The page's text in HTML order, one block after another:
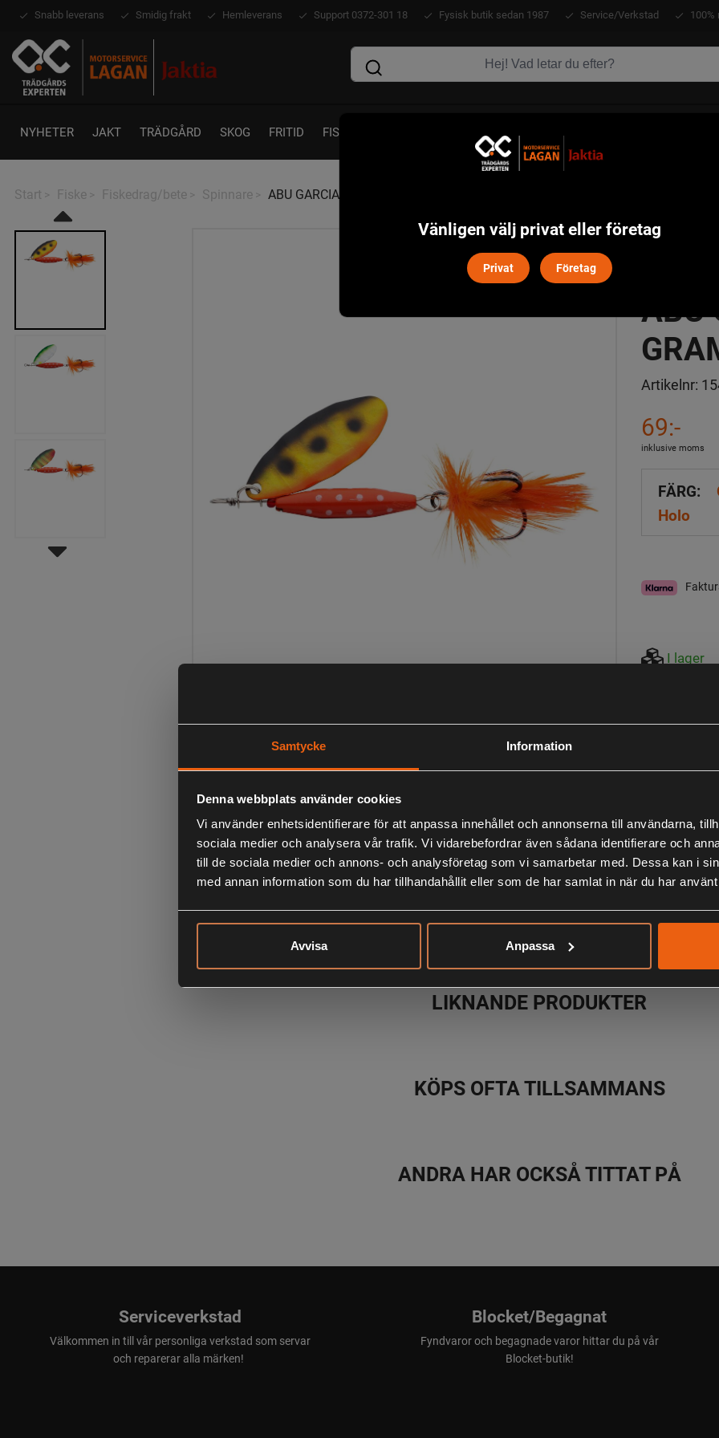
Samtycke Information
Denna webbplats använder cookies
Vi använder enhetsidentifierare för att anpassa innehållet och annonserna till användarna,
sociala medier och analysera vår trafik. Vi vidarebefordrar även sådana identifierare och
till de sociala medier och annons- och analysföretag som vi samarbetar med. Dessa kan i
med annan information som du har tillhandahållit eller som de har samlat in när du har
Avvisa Anpassa
Snabb leverans Smidig frakt Hemleverans Support 0372-301 18 Fysisk butik sedan 1987 Service/Verkstad 100%
NYHETER JAKT TRÄDGÅRD SKOG FRITID FISKE
Start > Fiske > Fiskedrag/bete > Spinnare > ABU GARCIA REFLEX RED 12 GRAM
ABU
Artikelnr:
69:-
inklusive moms
FÄRG:
Holo
I lager
Observera att
Abu
En av
öringar,
Skeden
LIKNANDE PRODUKTER
KÖPS OFTA TILLSAMMANS
ANDRA HAR OCKSÅ TITTAT PÅ
Serviceverkstad
Välkommen in till vår personliga verkstad som servar
och reparerar alla märken!
Blocket/Begagnat
Fyndvaror och begagnade varor hittar du på vår
Blocket-butik!
Vänligen välj privat eller företag
Privat Företag